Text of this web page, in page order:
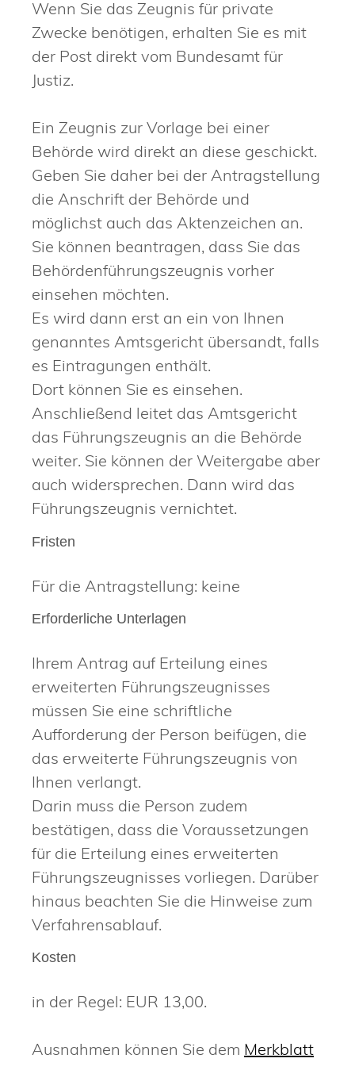
Wenn Sie das Zeugnis für private
Zwecke benötigen, erhalten Sie es mit
der Post direkt vom Bundesamt für
Justiz.
Ein Zeugnis zur Vorlage bei einer
Behörde wird direkt an diese geschickt.
Geben Sie daher bei der Antragstellung
die Anschrift der Behörde und
möglichst auch das Aktenzeichen an.
Sie können beantragen, dass Sie das
Behördenführungszeugnis vorher
einsehen möchten.
Es wird dann erst an ein von Ihnen
genanntes Amtsgericht übersandt, falls
es Eintragungen enthält.
Dort können Sie es einsehen.
Anschließend leitet das Amtsgericht
das Führungszeugnis an die Behörde
weiter. Sie können der Weitergabe aber
auch widersprechen. Dann wird das
Führungszeugnis vernichtet.
Fristen
Für die Antragstellung: keine
Erforderliche Unterlagen
Ihrem Antrag auf Erteilung eines
erweiterten Führungszeugnisses
müssen Sie eine schriftliche
Aufforderung der Person beifügen, die
das erweiterte Führungszeugnis von
Ihnen verlangt.
Darin muss die Person zudem
bestätigen, dass die Voraussetzungen
für die Erteilung eines erweiterten
Führungszeugnisses vorliegen. Darüber
hinaus beachten Sie die Hinweise zum
Verfahrensablauf.
Kosten
in der Regel: EUR 13,00.
Ausnahmen können Sie dem Merkblatt